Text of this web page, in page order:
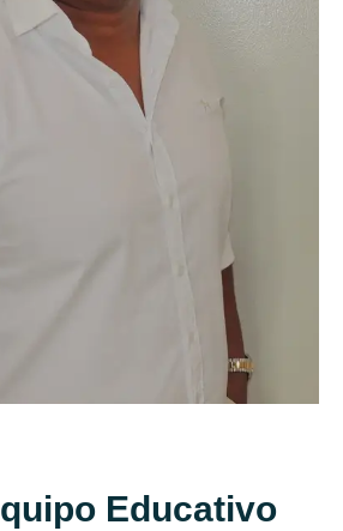
Edgar Pulgarin
Educativo